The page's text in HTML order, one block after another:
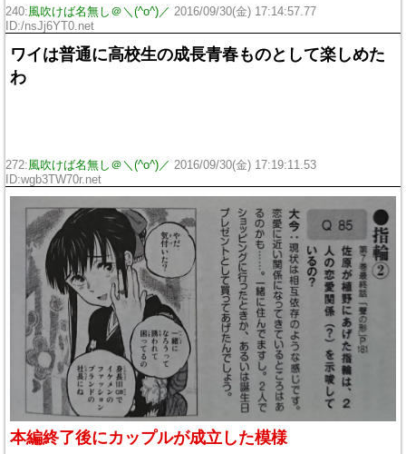
240:風吹けば名無し＠＼(^o^)／ 2016/09/30(金) 17:14:57.77
ID:/nsJj6YT0.net
ワイは普通に高校生の成長青春ものとして楽しめた
わ
272:風吹けば名無し＠＼(^o^)／ 2016/09/30(金) 17:19:11.53
ID:wgb3TW70r.net
本編終了後にカップルが成立した模様